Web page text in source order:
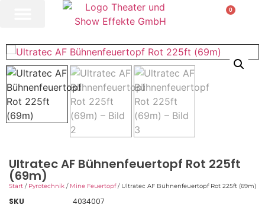
0
Ultratec AF Bühnenfeuertopf Rot 225ft
(69m)
Start / Pyrotechnik / Mine Feuertopf/ Ultratec AF Bühnenfeuertopf Rot 225ft (69m)
SKU
4034007